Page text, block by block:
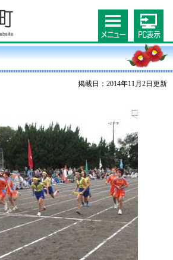
掲載日：2014年11月2日更新